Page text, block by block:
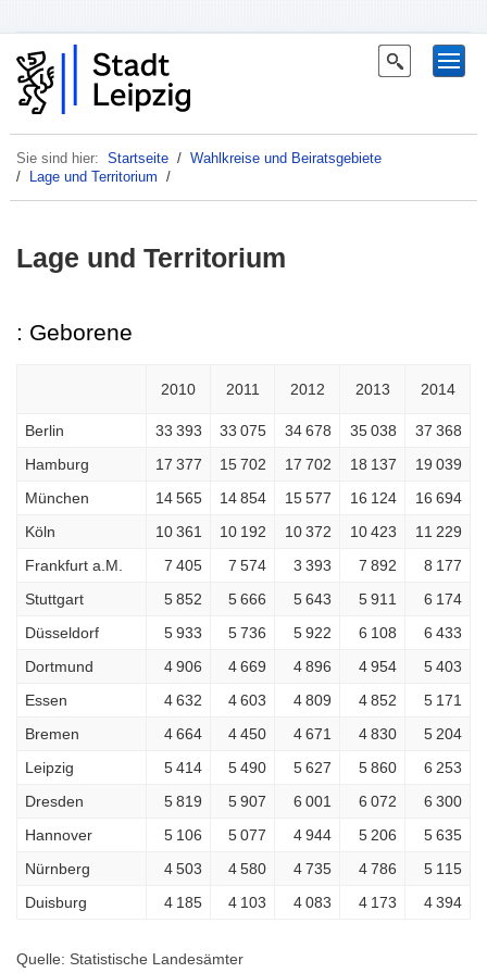
Sie sind hier: Startseite / Wahlkreise und Beiratsgebiete
/
Lage und Territorium /
Lage und Territorium
: Geborene
2010 2011 2012 2013 2014
Berlin 33 393 33 075 34 678 35 038
37 368
Hamburg
17 377 15 702 17 702 18 137
19 039
München
14 565 14 854 15 577 16 124
16 694
Köln
10 361 10 192 10 372 10 423
11 229
Frankfurt a.M.
7 405 7 574 3 393 7 892
8 177
Stuttgart
5 852 5 666 5 643 5 911
6 174
Düsseldorf
5 933 5 736 5 922 6 108
6 433
Dortmund
4 906 4 669 4 896 4 954
5 403
Essen
4 632 4 603 4 809 4 852
5 171
Bremen
4 664 4 450 4 671 4 830
5 204
Leipzig
5 414 5 490 5 627 5 860
6 253
Dresden
5 819 5 907 6 001 6 072
6 300
Hannover
5 106 5 077 4 944 5 206
5 635
Nürnberg
4 503 4 580 4 735 4 786
5 115
Duisburg
4 185 4 103 4 083 4 173 4 394
Quelle: Statistische Landesämter